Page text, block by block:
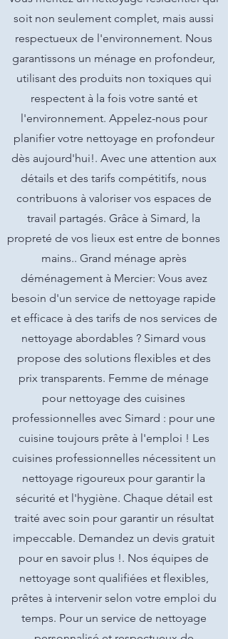
soit non seulement complet, mais aussi
respectueux de l'environnement. Nous
garantissons un ménage en profondeur,
utilisant des produits non toxiques qui
respectent à la fois votre santé et
l'environnement. Appelez-nous pour
planifier votre nettoyage en profondeur
dès aujourd'hui!. Avec une attention aux
détails et des tarifs compétitifs, nous
contribuons à valoriser vos espaces de
travail partagés. Grâce à Simard, la
propreté de vos lieux est entre de bonnes
mains.. Grand ménage après
déménagement à Mercier: Vous avez
besoin d'un service de nettoyage rapide
et efficace à des tarifs de nos services de
nettoyage abordables ? Simard vous
propose des solutions flexibles et des
prix transparents. Femme de ménage
pour nettoyage des cuisines
professionnelles avec Simard : pour une
cuisine toujours prête à l'emploi ! Les
cuisines professionnelles nécessitent un
nettoyage rigoureux pour garantir la
sécurité et l'hygiène. Chaque détail est
traité avec soin pour garantir un résultat
impeccable. Demandez un devis gratuit
pour en savoir plus !. Nos équipes de
nettoyage sont qualifiées et flexibles,
prêtes à intervenir selon votre emploi du
temps. Pour un service de nettoyage